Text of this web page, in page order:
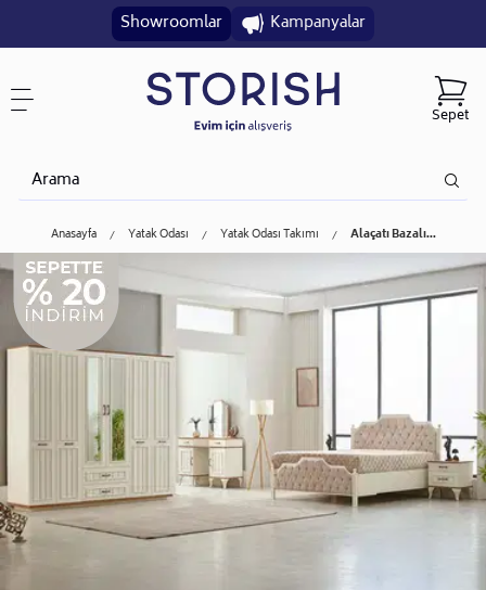
Showroomlar Kampanyalar
Sepet
Anasayfa Yatak Odası Yatak Odası Takımı Alaçatı Bazalı...